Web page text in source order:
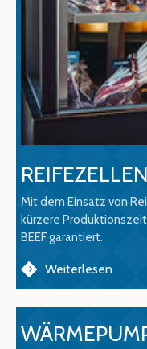
REIFEZELLEN
Mit dem Einsatz von
kürzere
BEEF garantiert.
Weiterlesen